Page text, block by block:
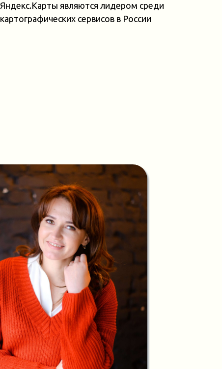
Яндекс.Карты являются лидером среди
картографических сервисов в России